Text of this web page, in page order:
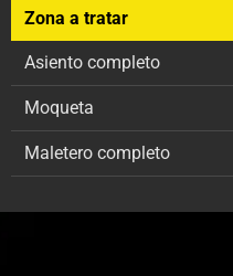
Zona a tratar
Asiento completo
Moqueta
Maletero completo